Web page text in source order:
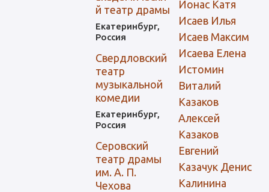
й театр драмы
Екатеринбург,
Россия
Свердловский
театр
музыкальной
комедии
Екатеринбург,
Россия
Серовский
театр драмы
им. А. П.
Чехова
Ионас Катя
Исаев Илья
Исаев Максим
Исаева Елена
Истомин
Виталий
Казаков
Алексей
Казаков
Евгений
Казачук Денис
Калинина